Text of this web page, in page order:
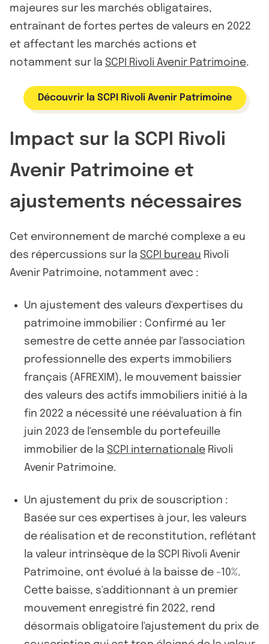
majeures sur les marchés obligataires,
entraînant de fortes pertes de valeurs en 2022
et affectant les marchés actions et
notamment sur la SCPI Rivoli Avenir Patrimoine.
Découvrir la SCPI Rivoli Avenir Patrimoine
Impact sur la SCPI Rivoli
Avenir Patrimoine et
ajustements nécessaires
Cet environnement de marché complexe a eu
des répercussions sur la SCPI bureau Rivoli
Avenir Patrimoine, notamment avec :
Un ajustement des valeurs d'expertises du
patrimoine immobilier : Confirmé au 1er
semestre de cette année par l'association
professionnelle des experts immobiliers
français (AFREXIM), le mouvement baissier
des valeurs des actifs immobiliers initié à la
fin 2022 a nécessité une réévaluation à fin
juin 2023 de l'ensemble du portefeuille
immobilier de la SCPI internationale Rivoli
Avenir Patrimoine.
Un ajustement du prix de souscription :
Basée sur ces expertises à jour, les valeurs
de réalisation et de reconstitution, reflétant
la valeur intrinsèque de la SCPI Rivoli Avenir
Patrimoine, ont évolué à la baisse de -10%.
Cette baisse, s'additionnant à un premier
mouvement enregistré fin 2022, rend
désormais obligatoire l'ajustement du prix de